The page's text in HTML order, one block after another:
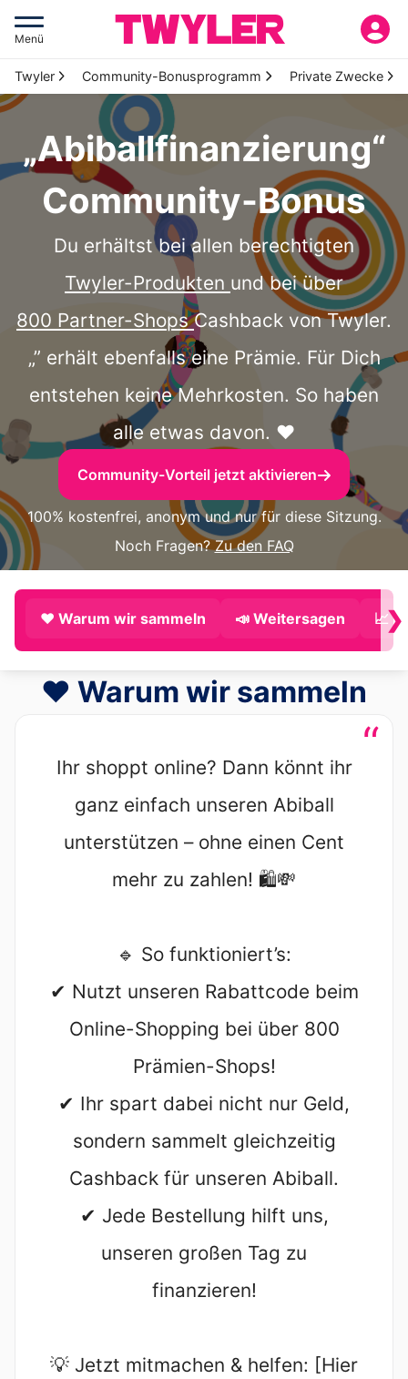
Menü
Twyler Community-Bonusprogramm Private Zwecke
„Abiballfinanzierung“
Community-Bonus
Du erhältst bei allen berechtigten
Twyler-Produkten und bei über
800 Partner-ShopsCashback von Twyler.
„” erhält ebenfalls eine Prämie. Für Dich
entstehen keine Mehrkosten. So haben
alle etwas davon. ❤️
Community-Vorteil jetzt aktivieren
100% kostenfrei, anonym und nur für diese Sitzung.
Noch Fragen?Zu den FAQ
❤️ Warum wir sammeln 📣 Weitersagen 📈❯
❤️ Warum wir sammeln
“
Ihr shoppt online? Dann könnt ihr
ganz einfach unseren Abiball
unterstützen – ohne einen Cent
mehr zu zahlen! 🛍️💸
🔹 So funktioniert’s:
✔ Nutzt unseren Rabattcode beim
Online-Shopping bei über 800
Prämien-Shops!
✔ Ihr spart dabei nicht nur Geld,
sondern sammelt gleichzeitig
Cashback für unseren Abiball.
✔ Jede Bestellung hilft uns,
unseren großen Tag zu
finanzieren!
💡 Jetzt mitmachen & helfen: [Hier